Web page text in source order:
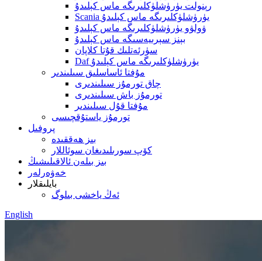
رېنولت يۈرۈشلۈكلىرىگە ماس كېلىدۇ
Scania يۈرۈشلۈكلىرىگە ماس كېلىدۇ
ۋولۋو يۈرۈشلۈكلىرىگە ماس كېلىدۇ
بېنز سېرىيەسىگە ماس كېلىدۇ
سۈرئەتلىك قۇتا كلاپان
Daf يۈرۈشلۈكلىرىگە ماس كېلىدۇ
مۇفتا ئاساسلىق سىلىندىر
چاق تورمۇز سىلىندىرى
تورمۇز باش سىلىندىرى
مۇفتا قۇل سىلىندىر
تورمۇز ياستۇقچىسى
پروفىل
بىز ھەققىدە
كۆپ سورىلىدىغان سوئاللار
بىز بىلەن ئالاقىلىشىڭ
خەۋەرلەر
بايلىقلار
ئەڭ ياخشى بىلوگ
English